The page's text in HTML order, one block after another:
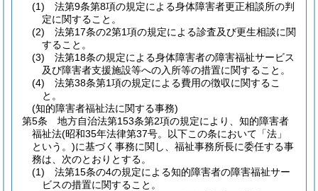
(1)
法第9条第8項の規定による身体障害者更正相談所の判
定に関すること。
(2)
法第17条の2第1項の規定による診査及び更生相談に関
すること。
(3)
法第18条の規定による身体障害者の障害福祉サービス
及び障害者支援施設等への入所等の措置に関すること。
(4)
法第38条第1項の規定による費用の徴収に関するこ
と。
(知的障害者福祉法に関する事務)
第5条
地方自治法第153条第2項の規定により、知的障害者
福祉法(昭和35年法律第37号。以下この条において「法」
という。)に基づく事務に関し、福祉事務所長に委任する事
務は、次のとおりとする。
(1)
法第15条の4の規定による知的障害者の障害福祉サー
ビスの措置に関すること。